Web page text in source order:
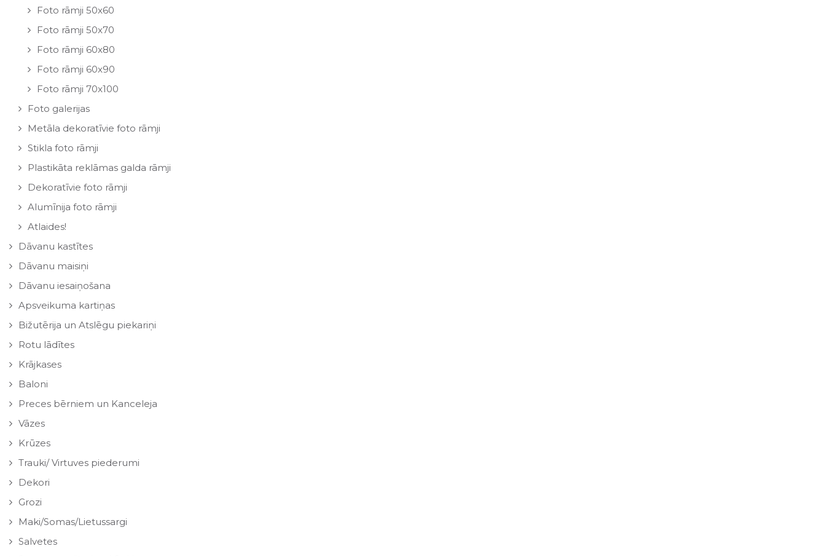
Foto rāmji 50x60
Foto rāmji 50x70
Foto rāmji 60x80
Foto rāmji 60x90
Foto rāmji 70x100
Foto galerijas
Metāla dekoratīvie foto rāmji
Stikla foto rāmji
Plastikāta reklāmas galda rāmji
Dekoratīvie foto rāmji
Alumīnija foto rāmji
Atlaides!
Dāvanu kastītes
Dāvanu maisiņi
Dāvanu iesaiņošana
Apsveikuma kartiņas
Bižutērija un Atslēgu piekariņi
Rotu lādītes
Krājkases
Baloni
Preces bērniem un Kanceleja
Vāzes
Krūzes
Trauki/ Virtuves piederumi
Dekori
Grozi
Maki/Somas/Lietussargi
Salvetes